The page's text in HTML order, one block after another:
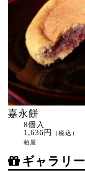
嘉永餅
8個入
1,636円
（税込）
柏屋
ギャラリー